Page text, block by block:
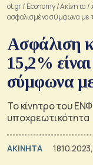
ot.gr/ Economy/Ακίνητα /
ασφαλισμένο σύμφωνα με
Ασφάλιση
15,2%
σύμφωνα
Το κίνητρο του
υποχρεωτικότητα
ΑΚΙΝΗΤΑ